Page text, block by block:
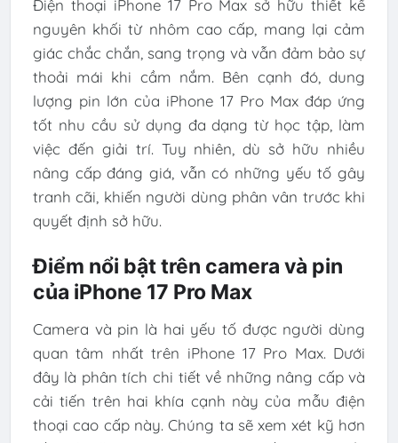
Điện thoại iPhone 17 Pro Max sở hữu thiết kế
nguyên khối từ nhôm cao cấp, mang lại cảm
giác chắc chắn, sang trọng và vẫn đảm bảo sự
thoải mái khi cầm nắm. Bên cạnh đó, dung
lượng pin lớn của iPhone 17 Pro Max đáp ứng
tốt nhu cầu sử dụng đa dạng từ học tập, làm
việc đến giải trí. Tuy nhiên, dù sở hữu nhiều
nâng cấp đáng giá, vẫn có những yếu tố gây
tranh cãi, khiến người dùng phân vân trước khi
quyết định sở hữu.
Điểm nổi bật trên camera và pin
của iPhone 17 Pro Max
Camera và pin là hai yếu tố được người dùng
quan tâm nhất trên iPhone 17 Pro Max. Dưới
đây là phân tích chi tiết về những nâng cấp và
cải tiến trên hai khía cạnh này của mẫu điện
thoại cao cấp này. Chúng ta sẽ xem xét kỹ hơn